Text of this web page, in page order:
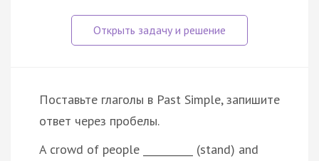
Поставьте глаголы в Past Simple, запишите
ответ через пробелы.
A crowd of people __________ (stand) and